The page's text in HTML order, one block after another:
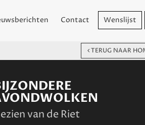
Contact Wenslijst
TERUG NAAR
van de Riet